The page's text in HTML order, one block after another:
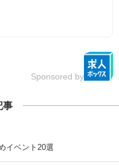
Sponsored by
事
イベント20選